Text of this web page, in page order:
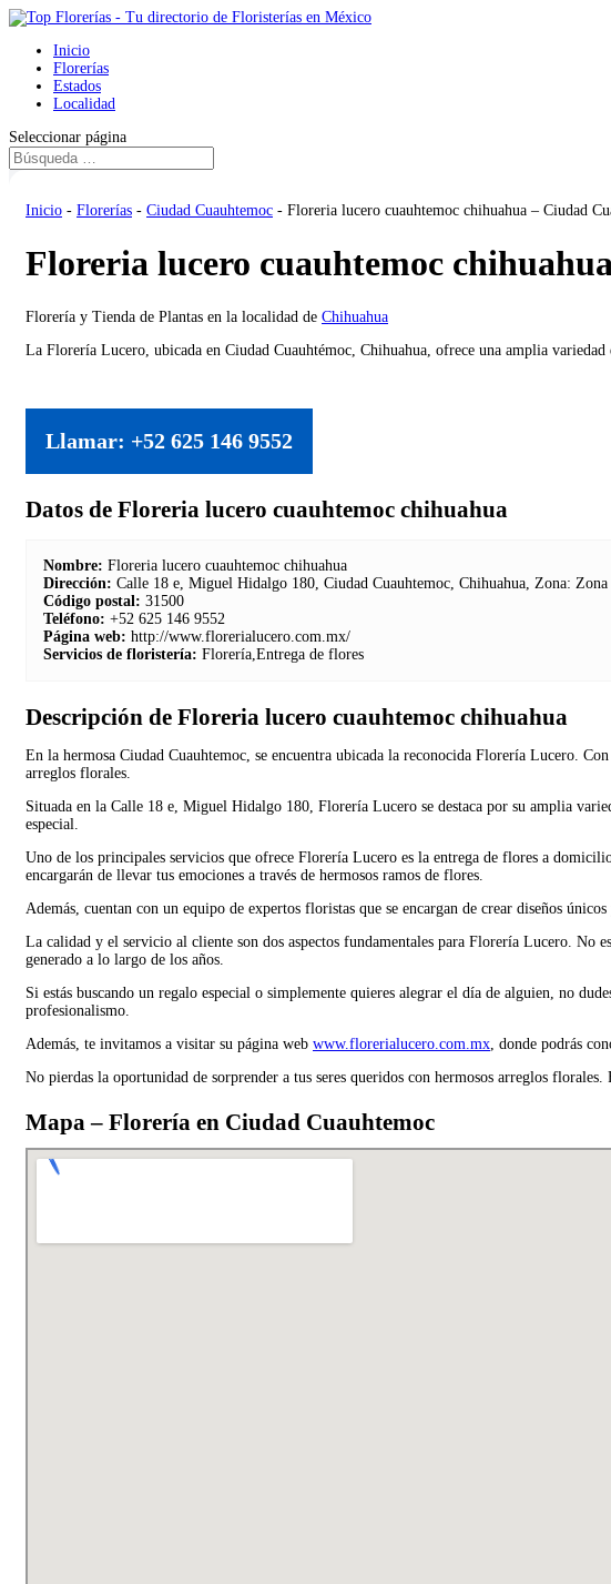
Inicio
Florerías
Estados
Localidad
Seleccionar página
Inicio - Florerías - Ciudad Cuauhtemoc - Floreria lucero cuauhtemoc chihuahua – Ciudad
Floreria lucero cuauhtemoc
Florería y Tienda de Plantas en la localidad de Chihuahua
La Florería Lucero, ubicada en Ciudad Cuauhtémoc, Chihuahua, ofrece una amplia
Llamar: +52 625 146 9552
Datos de Floreria lucero cuauhtemoc chihuahua
Nombre: Floreria lucero cuauhtemoc chihuahua
Dirección: Calle 18 e, Miguel Hidalgo 180, Ciudad Cuauhtemoc, Chihuahua, Zona: Zona
Código postal: 31500
Teléfono: +52 625 146 9552
Página web: http://www.florerialucero.com.mx/
Servicios de floristería: Florería,Entrega de flores
Descripción de Floreria lucero cuauhtemoc chihuahua
En la hermosa Ciudad Cuauhtemoc, se encuentra ubicada la reconocida Florería Lucero.
arreglos florales.
Situada en la Calle 18 e, Miguel Hidalgo 180, Florería Lucero se destaca por su amplia
especial.
Uno de los principales servicios que ofrece Florería Lucero es la entrega de flores a
encargarán de llevar tus emociones a través de hermosos ramos de flores.
Además, cuentan con un equipo de expertos floristas que se encargan de crear diseños
La calidad y el servicio al cliente son dos aspectos fundamentales para Florería Lucero. No
generado a lo largo de los años.
Si estás buscando un regalo especial o simplemente quieres alegrar el día de alguien, no
profesionalismo.
Además, te invitamos a visitar su página web www.florerialucero.com.mx , donde podrás
No pierdas la oportunidad de sorprender a tus seres queridos con hermosos arreglos
Mapa – Florería en Ciudad Cuauhtemoc